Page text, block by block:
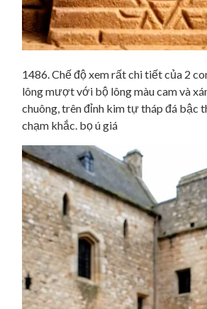
1486. Chế độ xem rất chi tiết của 2
lông mượt với bộ lông màu cam và
chuông, trên đỉnh kim tự tháp đá bậc
chạm khắc. bọ ú giá